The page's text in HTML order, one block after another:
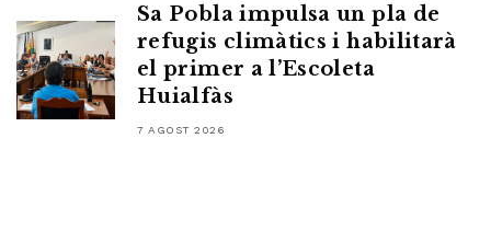
Sa Pobla impulsa un pla de
refugis climàtics i habilitarà
el primer a l’Escoleta
Huialfàs
7 AGOST 2026